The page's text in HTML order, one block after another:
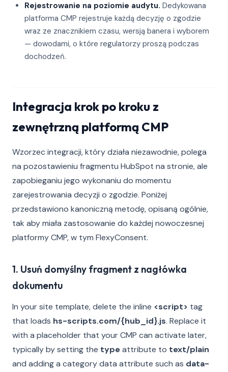
Rejestrowanie na poziomie audytu. Dedykowana
platforma CMP rejestruje każdą decyzję o zgodzie
wraz ze znacznikiem czasu, wersją banera i wyborem
— dowodami, o które regulatorzy proszą podczas
dochodzeń.
Integracja krok po kroku z
zewnętrzną platformą CMP
Wzorzec integracji, który działa niezawodnie, polega
na pozostawieniu fragmentu HubSpot na stronie, ale
zapobieganiu jego wykonaniu do momentu
zarejestrowania decyzji o zgodzie. Poniżej
przedstawiono kanoniczną metodę, opisaną ogólnie,
tak aby miała zastosowanie do każdej nowoczesnej
platformy CMP, w tym FlexyConsent.
1. Usuń domyślny fragment z nagłówka
dokumentu
In your site template, delete the inline <script> tag
that loads hs-scripts.com/{hub_id}.js. Replace it
with a placeholder that your CMP can activate later,
typically by setting the typeattribute to text/plain
and adding a category data attribute such as data-